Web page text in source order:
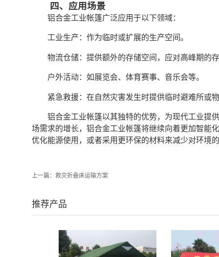
四、应用场景
铝合金工业帐篷广泛应用于以下领域：
工业生产：作为临时或扩展的生产空间。
物流仓储：提供额外的存储空间，应对高峰期的
户外活动：如展览会、体育赛事、音乐会等。
紧急救援：在自然灾害发生时提供临时避难所或
铝合金工业帐篷以其独特的优势，为现代工业提
场需求的增长，铝合金工业帐篷将继续向着更加智能
优化能源使用，或者采用更环保的材料来减少对环境
上一篇： 救灾折叠床运输方案
推荐产品